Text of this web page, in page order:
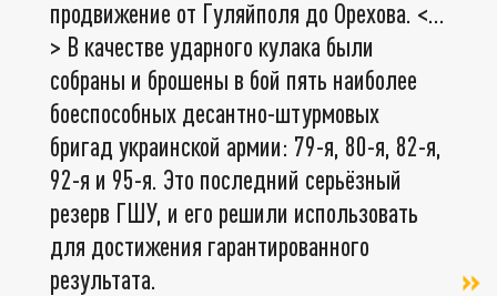
продвижение от Гуляйполя до Орехова. <…
> В качестве ударного кулака были
собраны и брошены в бой пять наиболее
боеспособных десантно-штурмовых
бригад украинской армии: 79-я, 80-я, 82-я,
92-я и 95-я. Это последний серьёзный
резерв ГШУ, и его решили использовать
для достижения гарантированного
результата.